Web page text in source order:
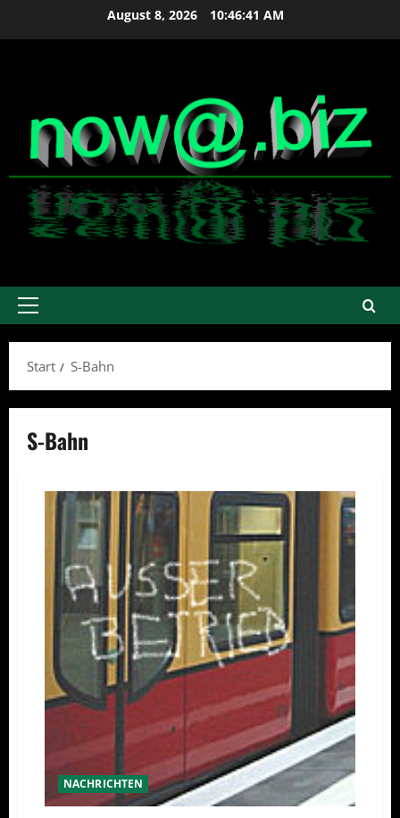
August 8, 2026 10:46:41 AM
Primäres
Start
S-Bahn
S-Bahn
NACHRICHTEN